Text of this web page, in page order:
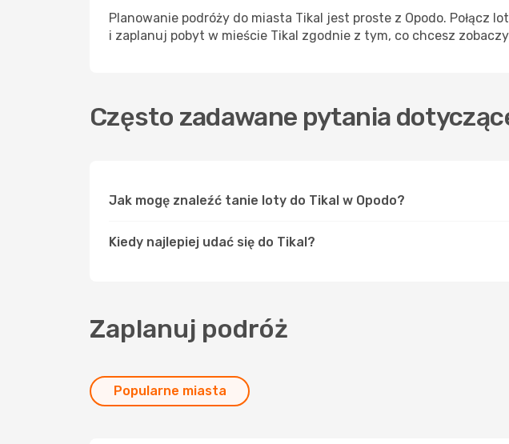
Planowanie podróży do miasta Tikal jest proste z Opodo.
i zaplanuj pobyt w mieście Tikal zgodnie z tym, co chcesz
Często zadawane pytania
Jak mogę znaleźć tanie loty do Tikal w Opodo?
Kiedy najlepiej udać się do Tikal?
Zaplanuj podróż
Popularne miasta